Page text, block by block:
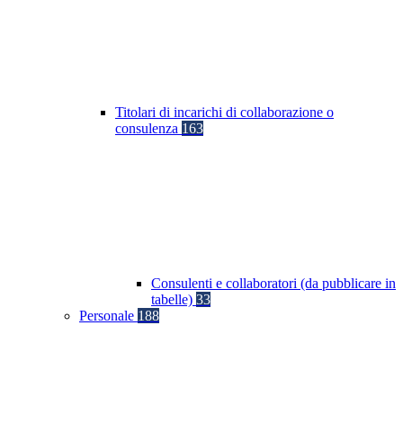
Titolari di incarichi di collaborazione o
consulenza 163
Consulenti e collaboratori (da pubblicare in
tabelle) 33
Personale 188